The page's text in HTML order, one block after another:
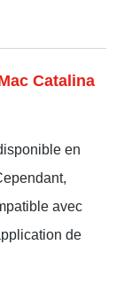
Catalina
en
avec
de